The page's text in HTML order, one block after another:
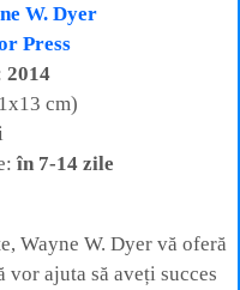
W. Dyer
Press
2014
cm)
în 7-14 zile
Wayne W. Dyer vă oferă
ajuta să aveți succes